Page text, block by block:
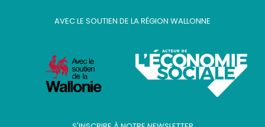
AVEC LE SOUTIEN DE LA RÉGION WALLONNE